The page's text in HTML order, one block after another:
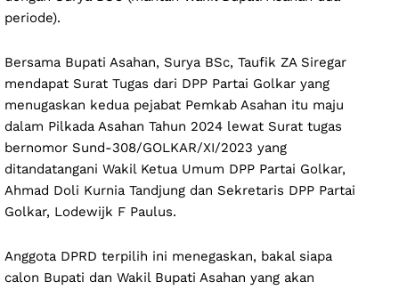
periode).
Bersama Bupati Asahan, Surya BSc, Taufik ZA Siregar
mendapat Surat Tugas dari DPP Partai Golkar yang
menugaskan kedua pejabat Pemkab Asahan itu maju
dalam Pilkada Asahan Tahun 2024 lewat Surat tugas
bernomor Sund-308/GOLKAR/XI/2023 yang
ditandatangani Wakil Ketua Umum DPP Partai Golkar,
Ahmad Doli Kurnia Tandjung dan Sekretaris DPP Partai
Golkar, Lodewijk F Paulus.
Anggota DPRD terpilih ini menegaskan, bakal siapa
calon Bupati dan Wakil Bupati Asahan yang akan